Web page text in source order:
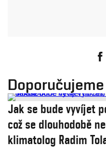
Doporučujeme
Jak se bude vyvíjet
což se dlouhodobě
klimatolog Radim